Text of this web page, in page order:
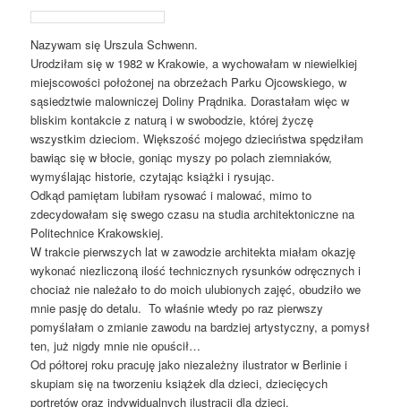
Nazywam się Urszula Schwenn.
Urodziłam się w 1982 w Krakowie, a wychowałam w niewielkiej
miejscowości położonej na obrzeżach Parku Ojcowskiego, w
sąsiedztwie malowniczej Doliny Prądnika. Dorastałam więc w
bliskim kontakcie z naturą i w swobodzie, której życzę
wszystkim dzieciom. Większość mojego dzieciństwa spędziłam
bawiąc się w błocie, goniąc myszy po polach ziemniaków,
wymyślając historie, czytając książki i rysując.
Odkąd pamiętam lubiłam rysować i malować, mimo to
zdecydowałam się swego czasu na studia architektoniczne na
Politechnice Krakowskiej.
W trakcie pierwszych lat w zawodzie architekta miałam okazję
wykonać niezliczoną ilość technicznych rysunków odręcznych i
chociaż nie należało to do moich ulubionych zajęć, obudziło we
mnie pasję do detalu. To właśnie wtedy po raz pierwszy
pomyślałam o zmianie zawodu na bardziej artystyczny, a pomysł
ten, już nigdy mnie nie opuścił…
Od półtorej roku pracuję jako niezależny ilustrator w Berlinie i
skupiam się na tworzeniu książek dla dzieci, dziecięcych
portretów oraz indywidualnych ilustracji dla dzieci.